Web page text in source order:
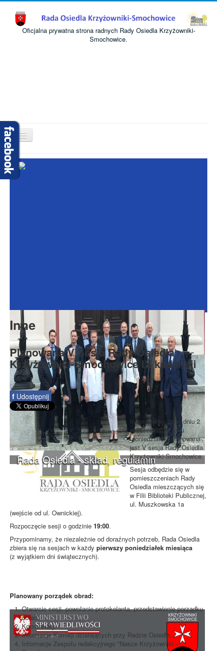
Oficjalna prywatna strona radnych Rady Osiedla Krzyżowniki-
Smochowice.
Przełącz
nawigację
Start
O nas
Rada Seniorów
Rada Osiedla - skład, regulamin
Inne
Planowana V Sesja Rady Osiedla
Krzyżowniki-Smochowice IX kadencji
f Udostępnij
Informujemy, że w dniu 2
września 2024 roku
(poniedziałek) planowana
jest V sesja Rady Osiedla
Krzyżowniki-Smochowice.
Sesja odbędzie się w
pomieszczeniach Rady
Osiedla mieszczących się
w Filii Biblioteki Publicznej,
ul. Muszkowska 1a
(wejście od ul. Ownickiej).
Rozpoczęcie sesji o godzinie 19:00.
Przypominamy, że niezależnie od doraźnych potrzeb, Rada Osiedla
zbiera się na sesjach w każdy pierwszy poniedziałek miesiąca
(z wyjątkiem dni świątecznych).
Planowany porządek obrad:
Otwarcie sesji, powołanie protokolanta, przedstawienie porządku
obrad.
Komunikaty.
Informacje Komisji działających przy Radzie Osiedla.
Informacje Zespołu redakcyjnego "Nasze Krzyżowniki -